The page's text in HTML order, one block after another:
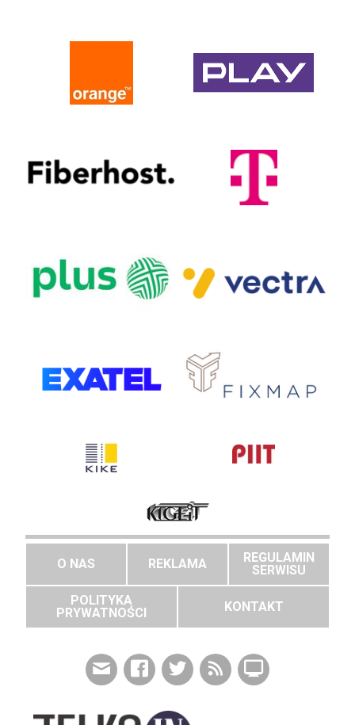
O NAS REKLAMA
REGULAMIN
SERWISU
POLITYKA
PRYWATNOŚCI
KONTAKT